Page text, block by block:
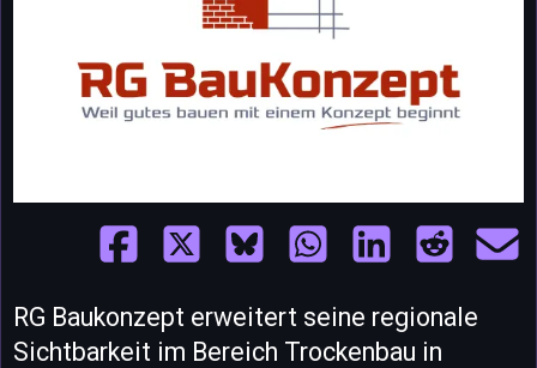
RG Baukonzept erweitert seine regionale
Sichtbarkeit im Bereich Trockenbau in